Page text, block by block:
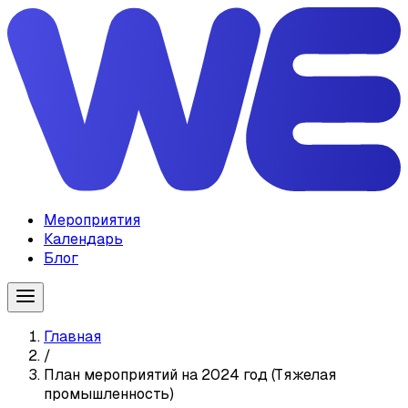
Мероприятия
Календарь
Блог
Главная
/
План мероприятий на 2024 год (Тяжелая
промышленность)